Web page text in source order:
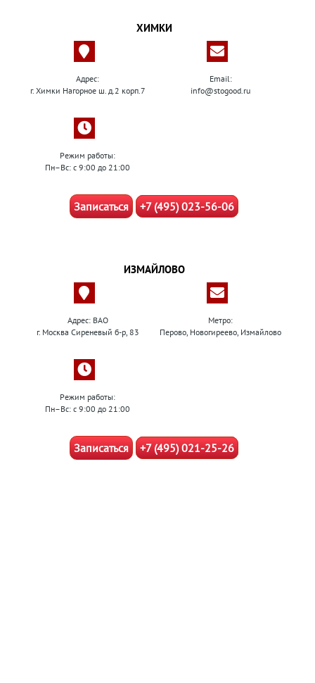
ХИМКИ
Адрес:
г. Химки Нагорное ш. д.2 корп.7
Email:
info@stogood.ru
Режим работы:
Пн–Вс: с 9:00 до 21:00
Записаться +7 (495) 023-56-06
ИЗМАЙЛОВО
Адрес: ВАО
г. Москва Сиреневый б-р, 83
Метро:
Перово, Новогиреево, Измайлово
Режим работы:
Пн–Вс: с 9:00 до 21:00
Записаться +7 (495) 021-25-26